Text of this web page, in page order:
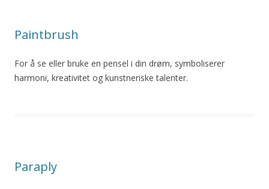
Paintbrush
For å se eller bruke en pensel i din drøm, symboliserer
harmoni, kreativitet og kunstneriske talenter.
Paraply